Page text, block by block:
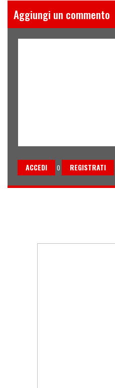
Aggiungi un commento
ACCEDI o REGISTRATI